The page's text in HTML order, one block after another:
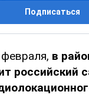
Подписаться
в
российский